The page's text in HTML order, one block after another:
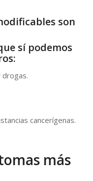
son
sí podemos
drogas.
cancerígenas.
más